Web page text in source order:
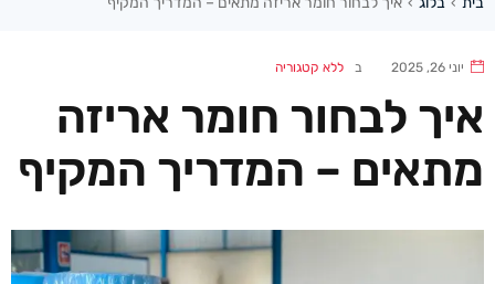
יוני 26, 2025 ב ללא קטגוריה
איך לבחור חומר אריזה
מתאים – המדריך המקיף